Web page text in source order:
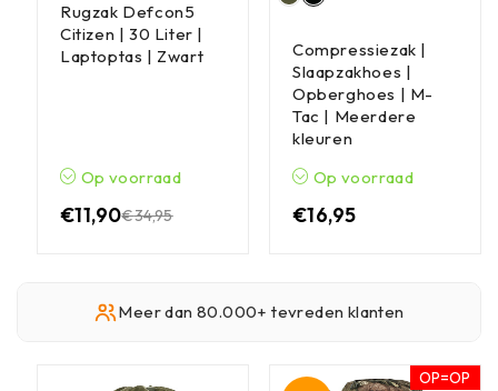
Rugzak Defcon5
Citizen | 30 Liter |
Laptoptas | Zwart
Op voorraad
€34,95
€11,90
Compressiezak |
Slaapzakhoes |
Opberghoes | M-
Tac | Meerdere
kleuren
Op voorraad
€16,95
Meer dan 80.000+ tevreden klanten
OP=OP